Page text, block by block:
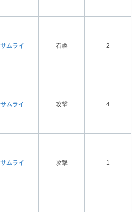
サムライ 召喚 2
サムライ 攻撃 4
サムライ 攻撃 1